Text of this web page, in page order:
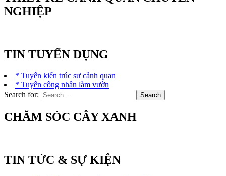
NGHIỆP
TIN TUYỂN DỤNG
* Tuyển kiến trúc sư cảnh quan
* Tuyển công nhân làm vườn
Search for:
CHĂM SÓC CÂY XANH
TIN TỨC & SỰ KIỆN